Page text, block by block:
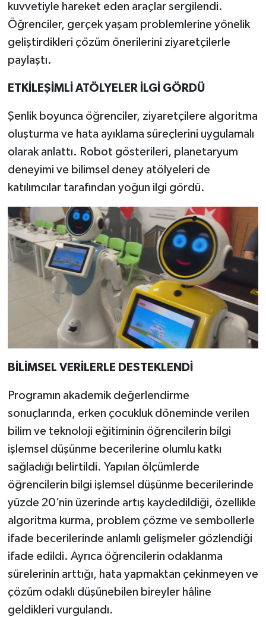
kuvvetiyle hareket eden araçlar sergilendi.
Öğrenciler, gerçek yaşam problemlerine yönelik
geliştirdikleri çözüm önerilerini ziyaretçilerle
paylaştı.
ETKİLEŞİMLİ ATÖLYELER İLGİ GÖRDÜ
Şenlik boyunca öğrenciler, ziyaretçilere algoritma
oluşturma ve hata ayıklama süreçlerini uygulamalı
olarak anlattı. Robot gösterileri, planetaryum
deneyimi ve bilimsel deney atölyeleri de
katılımcılar tarafından yoğun ilgi gördü.
BİLİMSEL VERİLERLE DESTEKLENDİ
Programın akademik değerlendirme
sonuçlarında, erken çocukluk döneminde verilen
bilim ve teknoloji eğitiminin öğrencilerin bilgi
işlemsel düşünme becerilerine olumlu katkı
sağladığı belirtildi. Yapılan ölçümlerde
öğrencilerin bilgi işlemsel düşünme becerilerinde
yüzde 20’nin üzerinde artış kaydedildiği, özellikle
algoritma kurma, problem çözme ve sembollerle
ifade becerilerinde anlamlı gelişmeler gözlendiği
ifade edildi. Ayrıca öğrencilerin odaklanma
sürelerinin arttığı, hata yapmaktan çekinmeyen ve
çözüm odaklı düşünebilen bireyler hâline
geldikleri vurgulandı.